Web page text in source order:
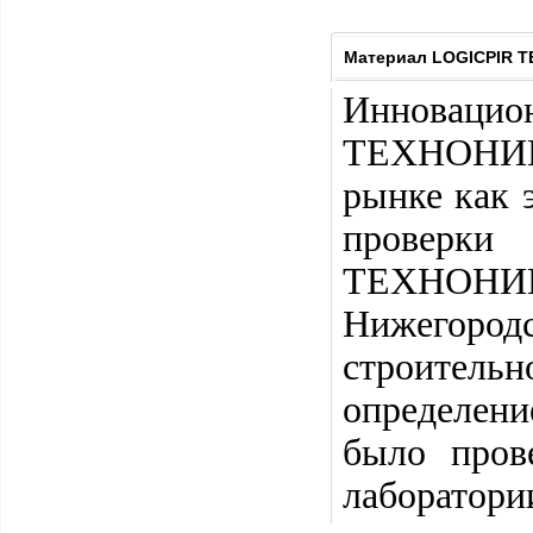
Материал LOGICPIR
рынке как
было